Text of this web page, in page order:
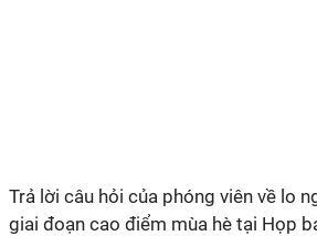
Trả lời câu hỏi của phóng viên về lo
giai đoạn cao điểm mùa hè tại Họp